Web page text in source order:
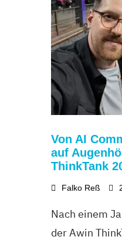
Von AI
auf
ThinkTank
Falko Reß
Nach einem
der Awin